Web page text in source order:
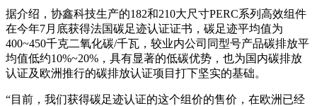
据介绍，协鑫科技生产的182和210大尺寸PERC系列高效组件
在今年7月底获得法国碳足迹认证证书，碳足迹平均值为
400~450千克二氧化碳/千瓦，较业内公司同型号产品碳排放平
均值低约10%~20%，具有显著的低碳优势，也为国内碳排放
认证及欧洲推行的碳排放认证项目打下坚实的基础。
“目前，我们获得碳足迹认证的这个组价的售价，在欧洲已经